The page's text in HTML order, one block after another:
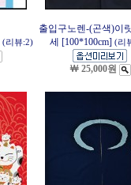
(리뷰:2)
출입구노렌-(곤색)이
세 [100*100cm] (리
￦ 25,000원